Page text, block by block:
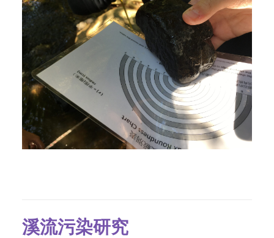
溪流污染研究